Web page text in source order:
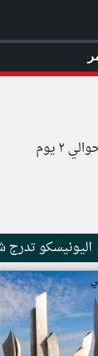
٢ يوم
اليونيسكو تدرج